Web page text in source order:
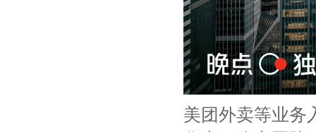
美团外卖等业务